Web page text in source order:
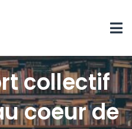
collectif
coeur de